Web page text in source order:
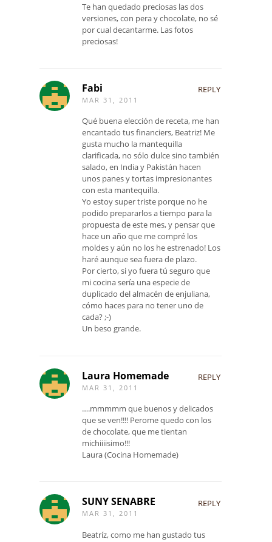
Te han quedado preciosas las dos
versiones, con pera y chocolate, no sé
por cual decantarme. Las fotos
preciosas!
Fabi
MAR 31, 2011
REPLY
Qué buena elección de receta, me han
encantado tus financiers, Beatriz! Me
gusta mucho la mantequilla
clarificada, no sólo dulce sino también
salado, en India y Pakistán hacen
unos panes y tortas impresionantes
con esta mantequilla.
Yo estoy super triste porque no he
podido prepararlos a tiempo para la
propuesta de este mes, y pensar que
hace un año que me compré los
moldes y aún no los he estrenado! Los
haré aunque sea fuera de plazo.
Por cierto, si yo fuera tú seguro que
mi cocina sería una especie de
duplicado del almacén de enjuliana,
cómo haces para no tener uno de
cada? ;-)
Un beso grande.
Laura Homemade
MAR 31, 2011
REPLY
….mmmmm que buenos y delicados
que se ven!!!! Perome quedo con los
de chocolate, que me tientan
michiiiisimo!!!
Laura (Cocina Homemade)
SUNY SENABRE
MAR 31, 2011
REPLY
Beatríz, como me han gustado tus